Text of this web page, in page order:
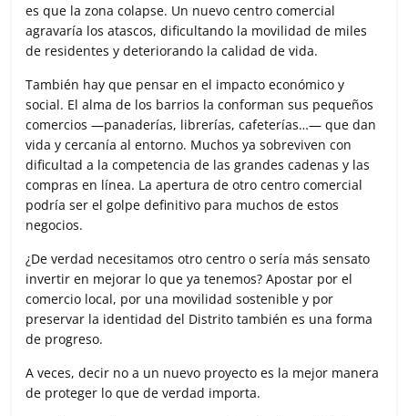
es que la zona colapse. Un nuevo centro comercial
agravaría los atascos, dificultando la movilidad de miles
de residentes y deteriorando la calidad de vida.
También hay que pensar en el impacto económico y
social. El alma de los barrios la conforman sus pequeños
comercios —panaderías, librerías, cafeterías…— que dan
vida y cercanía al entorno. Muchos ya sobreviven con
dificultad a la competencia de las grandes cadenas y las
compras en línea. La apertura de otro centro comercial
podría ser el golpe definitivo para muchos de estos
negocios.
¿De verdad necesitamos otro centro o sería más sensato
invertir en mejorar lo que ya tenemos? Apostar por el
comercio local, por una movilidad sostenible y por
preservar la identidad del Distrito también es una forma
de progreso.
A veces, decir no a un nuevo proyecto es la mejor manera
de proteger lo que de verdad importa.